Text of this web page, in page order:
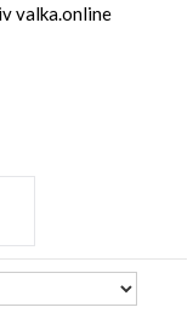
valka.online